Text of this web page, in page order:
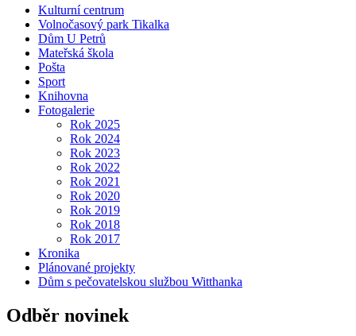
Kulturní centrum
Volnočasový park Tikalka
Dům U Petrů
Mateřská škola
Pošta
Sport
Knihovna
Fotogalerie
Rok 2025
Rok 2024
Rok 2023
Rok 2022
Rok 2021
Rok 2020
Rok 2019
Rok 2018
Rok 2017
Kronika
Plánované projekty
Dům s pečovatelskou službou Witthanka
Odběr novinek